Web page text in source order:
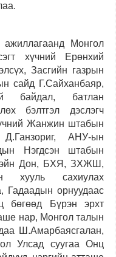
ажиллагаанд Монгол
хүчний Ерөнхий
Засгийн газрын
сайд Г.Сайханбаяр,
байдал, батлан
бэлтгэл дэслэгч
Жанжин штабын
АНУ-ын
Нэгдсэн штабын
Дон, БХЯ, ЗХЖШ,
хууль сахиулах
, Гадаадын орнуудаас
бөгөөд Бүрэн эрхт
нар, Монгол талын
Ш.Амарбаясгалан,
Улсад суугаа Онц